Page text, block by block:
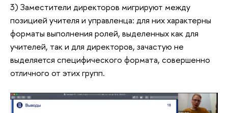
3) Заместители директоров мигрируют между
позицией учителя и управленца: для них характерны
форматы выполнения ролей, выделенных как для
учителей, так и для директоров, зачастую не
выделяется специфического формата, совершенно
отличного от этих групп.